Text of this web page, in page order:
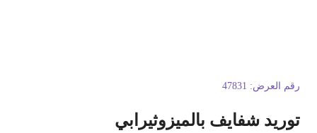
العرض: 47831
شفايف بالميزوثيرابي